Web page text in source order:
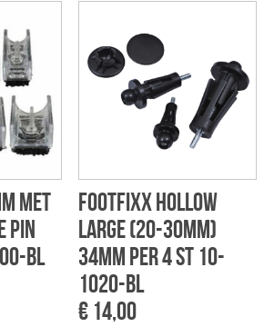
met
pin
BL
Footfixx Hollow
Large (20-30mm)
34mm per 4 st 10-
1020-BL
€ 14,00